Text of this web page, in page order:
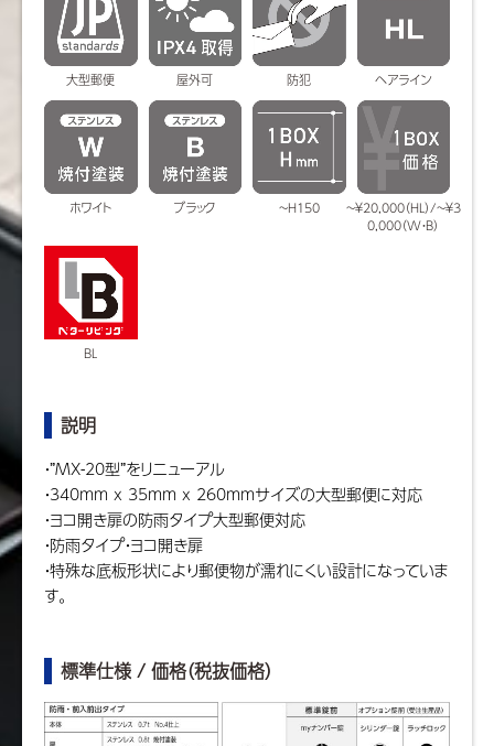
大型郵便 屋外可 防犯 ヘアライン
ホワイト ブラック ~H150
~￥20,000（HL）/~￥3
0,000（W・B）
BL
説明
・”MX-20型”をリニューアル
・340mm x 35mm x 260mmサイズの大型郵便に対応
・ヨコ開き扉の防雨タイプ大型郵便対応
・防雨タイプ・ヨコ開き扉
・特殊な底板形状により郵便物が濡れにくい設計になっていま
す。
標準仕様 / 価格（税抜価格）